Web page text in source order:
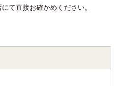
て直接お確かめください。